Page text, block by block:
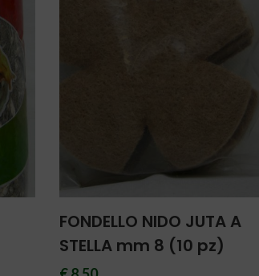
FONDELLO NIDO JUTA A
STELLA mm 8 (10 pz)